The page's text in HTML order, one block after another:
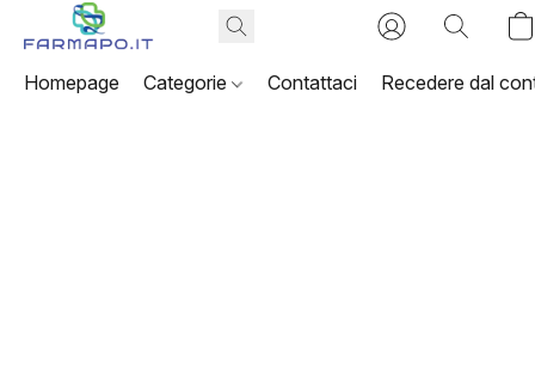
Homepage Categorie Contattaci Recedere dal